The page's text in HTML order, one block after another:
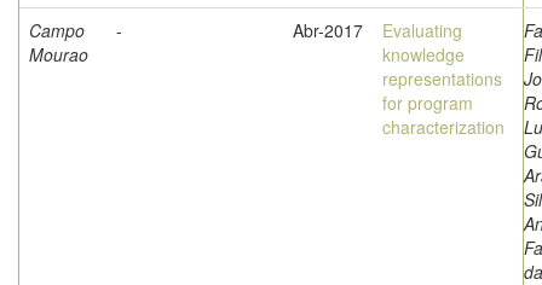
Campo
Mourao
- Abr-2017
Evaluating
knowledge
representations
for program
characterization
da